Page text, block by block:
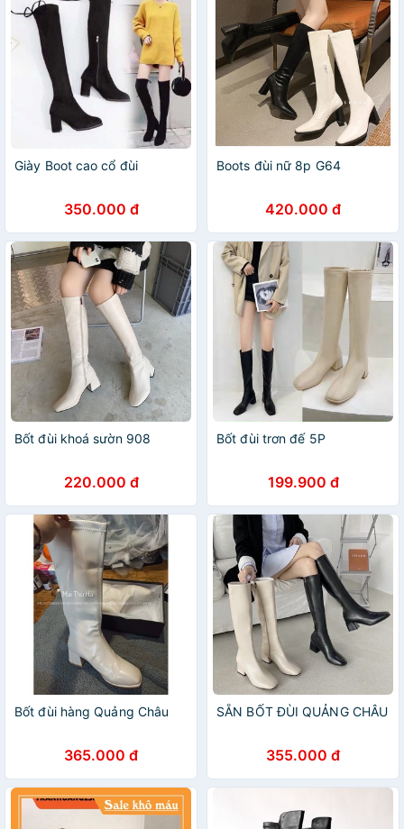
Giày Boot cao cổ đùi
350.000 đ
Boots đùi nữ 8p G64
420.000 đ
Bốt đùi khoá sườn 908
220.000 đ
Bốt đùi trơn đế 5P
199.900 đ
Bốt đùi hàng Quảng Châu
365.000 đ
SẴN BỐT ĐÙI QUẢNG CHÂU
355.000 đ